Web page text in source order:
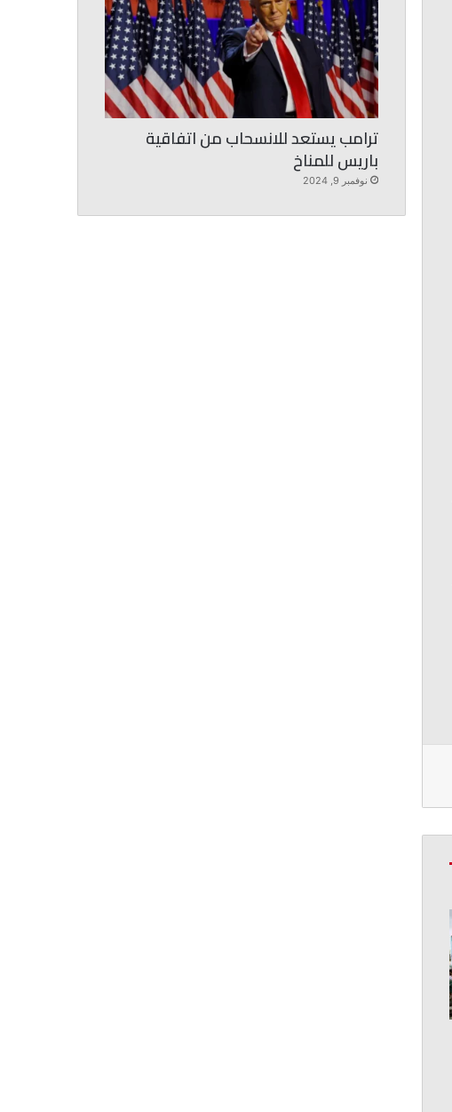
ترامب يستعد للانسحاب من اتفاقية
باريس للمناخ
نوفمبر 9, 2024